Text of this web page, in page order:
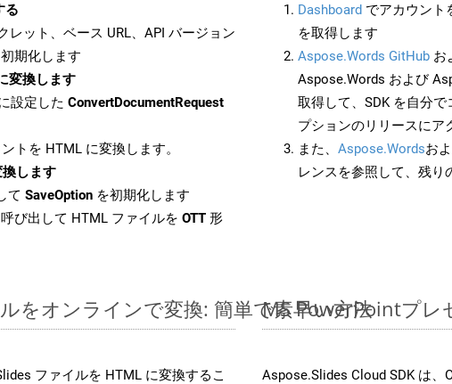
る
レット、ベース URL、API バージョン
期化します
変換します
設定した ConvertDocumentRequest
トを HTML に変換します。
します
て SaveOption を初期化します
び出して HTML ファイルを OTT 形
Dashboard でアカウント
を取得します
Aspose.Words GitHub お
Aspose.Words および
取得して、SDK を自分
プションのリリースにア
また、 Aspose.Wordsお
レンスを参照して、残り
をオンラインで変換: 簡単で素早い方法
ファイルを HTML に変換するこ
MS PowerPointプレ
Aspose.Slides Cloud SDK は